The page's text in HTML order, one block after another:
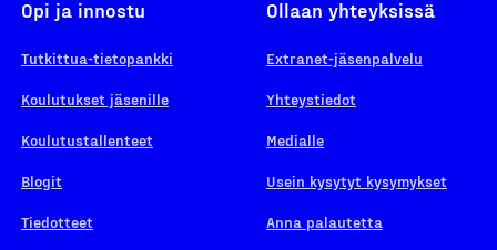
Opi ja innostu
Tutkittua-tietopankki
Koulutukset jäsenille
Koulutustallenteet
Blogit
Tiedotteet
Ollaan yhteyksissä
Extranet-jäsenpalvelu
Yhteystiedot
Medialle
Usein kysytyt kysymykset
Anna palautetta